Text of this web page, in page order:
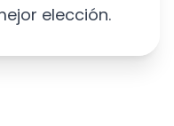
elección.